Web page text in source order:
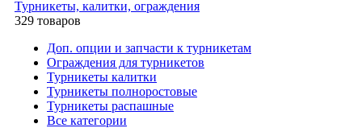
Турникеты, калитки, ограждения
329 товаров
Доп. опции и запчасти к турникетам
Ограждения для турникетов
Турникеты калитки
Турникеты полноростовые
Турникеты распашные
Все категории